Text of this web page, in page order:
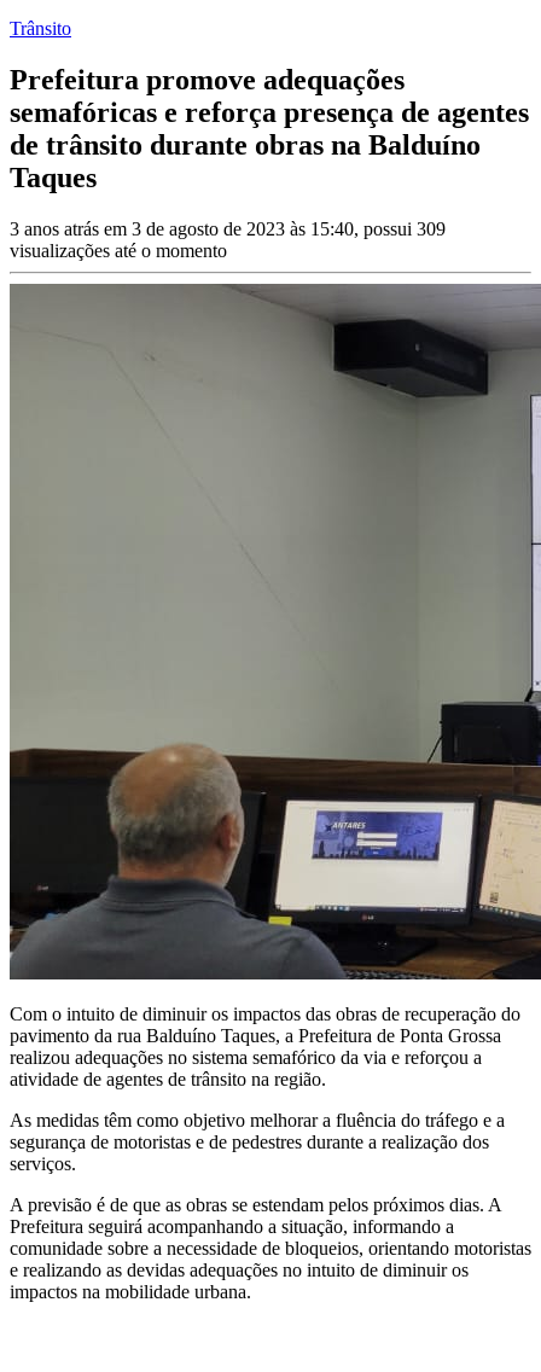
Trânsito
Prefeitura promove adequações
semafóricas e reforça presença de agentes
de trânsito durante obras na Balduíno
Taques
3 anos atrás em 3 de agosto de 2023 às 15:40, possui 309
visualizações até o momento
Com o intuito de diminuir os impactos das obras de recuperação do
pavimento da rua Balduíno Taques, a Prefeitura de Ponta Grossa
realizou adequações no sistema semafórico da via e reforçou a
atividade de agentes de trânsito na região.
As medidas têm como objetivo melhorar a fluência do tráfego e a
segurança de motoristas e de pedestres durante a realização dos
serviços.
A previsão é de que as obras se estendam pelos próximos dias. A
Prefeitura seguirá acompanhando a situação, informando a
comunidade sobre a necessidade de bloqueios, orientando motoristas
e realizando as devidas adequações no intuito de diminuir os
impactos na mobilidade urbana.